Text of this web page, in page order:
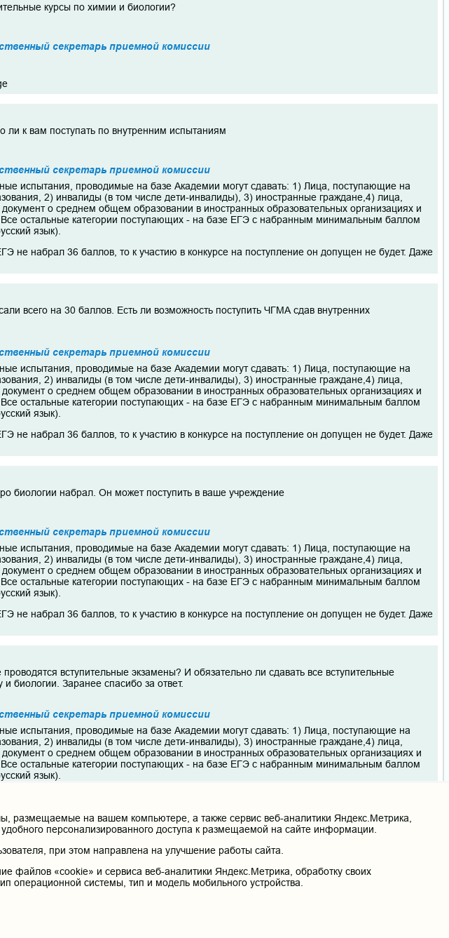
курсы по химии и биологии?
секретарь приемной комиссии
к вам поступать по внутренним испытаниям
секретарь приемной комиссии
испытания, проводимые на базе Академии могут сдавать: 1) Лица, поступающие на
2) инвалиды (в том числе дети-инвалиды), 3) иностранные граждане,4) лица,
о среднем общем образовании в иностранных образовательных организациях и
остальные категории поступающих - на базе ЕГЭ с набранным минимальным баллом
язык).
не набрал 36 баллов, то к участию в конкурсе на поступление он допущен не будет. Даже
всего на 30 баллов. Есть ли возможность поступить ЧГМА сдав внутренних
секретарь приемной комиссии
испытания, проводимые на базе Академии могут сдавать: 1) Лица, поступающие на
2) инвалиды (в том числе дети-инвалиды), 3) иностранные граждане,4) лица,
о среднем общем образовании в иностранных образовательных организациях и
остальные категории поступающих - на базе ЕГЭ с набранным минимальным баллом
язык).
не набрал 36 баллов, то к участию в конкурсе на поступление он допущен не будет. Даже
биологии набрал. Он может поступить в ваше учреждение
секретарь приемной комиссии
испытания, проводимые на базе Академии могут сдавать: 1) Лица, поступающие на
2) инвалиды (в том числе дети-инвалиды), 3) иностранные граждане,4) лица,
о среднем общем образовании в иностранных образовательных организациях и
остальные категории поступающих - на базе ЕГЭ с набранным минимальным баллом
язык).
не набрал 36 баллов, то к участию в конкурсе на поступление он допущен не будет. Даже
вступительные экзамены? И обязательно ли сдавать все вступительные
биологии. Заранее спасибо за ответ.
секретарь приемной комиссии
испытания, проводимые на базе Академии могут сдавать: 1) Лица, поступающие на
2) инвалиды (в том числе дети-инвалиды), 3) иностранные граждане,4) лица,
о среднем общем образовании в иностранных образовательных организациях и
остальные категории поступающих - на базе ЕГЭ с набранным минимальным баллом
язык).
направление на участкового терапевта из Петровск-Забайкальской ЦРБ, (т.к. еще не
в Минздрав) на какие специальности можно поступить на бюджет с указанным
на вашем компьютере, а также сервис веб-аналитики Яндекс.Метрика,
персонализированного доступа к размещаемой на сайте информации.
при этом направлена на улучшение работы сайта.
файлов «cookie» и сервиса веб-аналитики Яндекс.Метрика, обработку своих
операционной системы, тип и модель мобильного устройства.